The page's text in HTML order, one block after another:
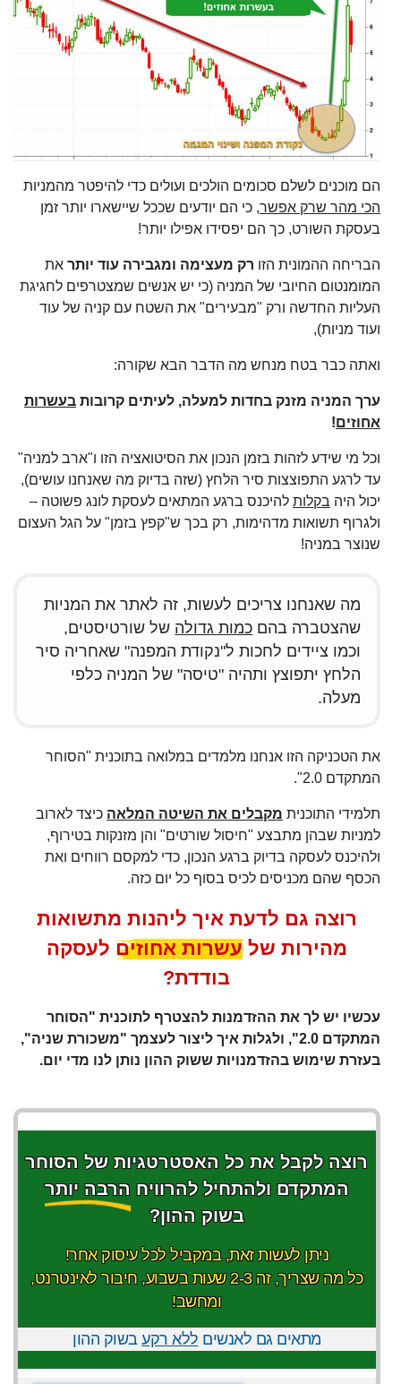
הם מוכנים לשלם סכומים הולכים ועולים כדי להיפטר מהמניות
הכי מהר שרק אפשר, כי הם יודעים שככל שיישארו יותר זמן
בעסקת השורט, כך הם יפסידו אפילו יותר!
הבריחה ההמונית הזו רק מעצימה ומגבירה עוד יותראת
המומנטום החיובי של המניה (כי יש אנשים שמצטרפים לחגיגת
העליות החדשה ורק "מבעירים" את השטח עם קניה של עוד
ועוד מניות),
ואתה כבר בטח מנחש מה הדבר הבא שקורה:
ערך המניה מזנק בחדות למעלה, לעיתים קרובותבעשרות
אחוזים!
וכל מי שידע לזהות בזמן הנכון את הסיטואציה הזו ו"ארב למניה"
עד לרגע התפוצצות סיר הלחץ (שזה בדיוק מה שאנחנו עושים),
יכול היה בקלות להיכנס ברגע המתאים לעסקת לונג פשוטה –
ולגרוף תשואות מדהימות, רק בכך ש"קפץ בזמן" על הגל העצום
שנוצר במניה!
מה שאנחנו צריכים לעשות, זה לאתר את המניות
שהצטברה בהם כמות גדולה של שורטיסטים,
וכמו ציידים לחכות ל"נקודת המפנה" שאחריה סיר
הלחץ יתפוצץ ותהיה "טיסה" של המניה כלפי
מעלה.
את הטכניקה הזו אנחנו מלמדים במלואה בתוכנית "הסוחר
המתקדם 2.0".
תלמידי התוכנית מקבלים את השיטה המלאה כיצד לארוב
למניות שבהן מתבצע "חיסול שורטים" והן מזנקות בטירוף,
ולהיכנס לעסקה בדיוק ברגע הנכון, כדי למקסם רווחים ואת
הכסף שהם מכניסים לכיס בסוף כל יום כזה.
רוצה גם לדעת איך ליהנות מתשואות
מהירות שלעשרות אחוזים לעסקה
בודדת?
עכשיו יש לך את ההזדמנות להצטרף לתוכנית "הסוחר
המתקדם 2.0", ולגלות איך ליצור לעצמך "משכורת שניה",
בעזרת שימוש בהזדמנויות ששוק ההון נותן לנו מדי יום.
רוצה לקבל את כל האסטרטגיות של הסוחר
המתקדם ולהתחיל להרוויח הרבה יותר
בשוק ההון?
ניתן לעשות זאת, במקביל לכל עיסוק אחר!
כל מה שצריך, זה 2-3 שעות בשבוע, חיבור לאינטרנט,
ומחשב!
מתאים גם לאנשים ללא רקעבשוק ההון